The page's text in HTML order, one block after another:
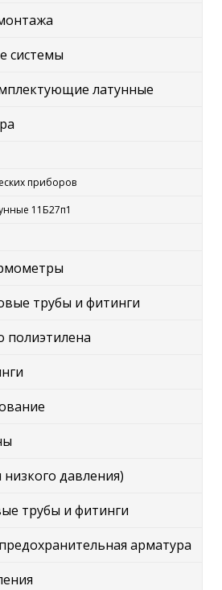
системы
латунные
приборов
11Б27п1
трубы и фитинги
полиэтилена
давления)
трубы и фитинги
арматура